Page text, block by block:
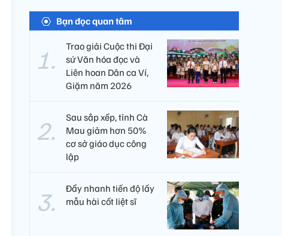
Bạn đọc quan tâm
Trao giải Cuộc thi Đại
sứ Văn hóa đọc và
Liên hoan Dân ca Ví,
Giặm năm 2026
Sau sắp xếp, tỉnh Cà
Mau giảm hơn 50%
cơ sở giáo dục công
lập
Đẩy nhanh tiến độ lấy
mẫu hài cốt liệt sĩ